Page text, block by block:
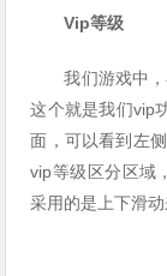
Vip等级
我们游戏中
这个就是我们vip
面，可以看到左
vip等级区分区域
采用的是上下滑动